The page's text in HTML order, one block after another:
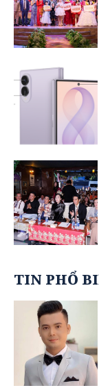
TIN PHỔ